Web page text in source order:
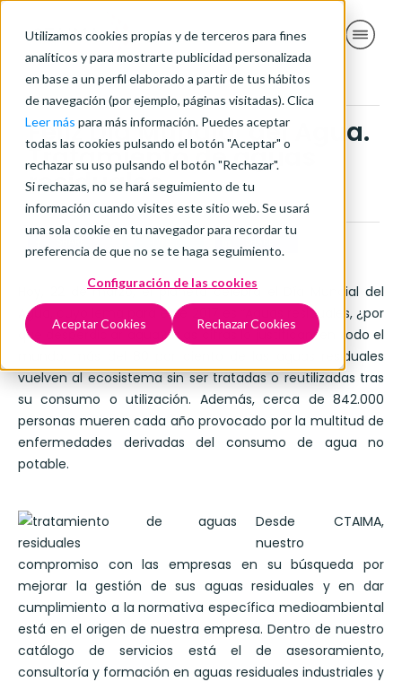
Utilizamos cookies propias y de terceros para fines
analíticos y para mostrarte publicidad personalizada
en base a un perfil elaborado a partir de tus hábitos
de navegación (por ejemplo, páginas visitadas). Clica
Leer más para más información. Puedes aceptar
todas las cookies pulsando el botón "Aceptar" o
rechazar su uso pulsando el botón "Rechazar".
Si rechazas, no se hará seguimiento de tu
información cuando visites este sitio web. Se usará
una sola cookie en tu navegador para recordar tu
preferencia de que no se te haga seguimiento.
Configuración de las cookies
Aceptar Cookies Rechazar Cookies
Feliz Día Mundial del Agua.
Tratamiento de aguas
residuales
marzo 22, 2017
Hoy, 22 de marzo, el planeta celebra el Día Mundial del
Agua, cuyo lema para este 2017 es “Aguas residuales, ¿por
qué desperdiciar agua?”. Las cifras lo justifican: en todo el
mundo, más del 80 por ciento de las aguas residuales
vuelven al ecosistema sin ser tratadas o reutilizadas tras
su consumo o utilización. Además, cerca de 842.000
personas mueren cada año provocado por la multitud de
enfermedades derivadas del consumo de agua no
potable.
Desde CTAIMA,
nuestro
compromiso con las empresas en su búsqueda por
mejorar la gestión de sus aguas residuales y en dar
cumplimiento a la normativa específica medioambiental
está en el origen de nuestra empresa. Dentro de nuestro
catálogo de servicios está el de asesoramiento,
consultoría y formación en aguas residuales industriales y